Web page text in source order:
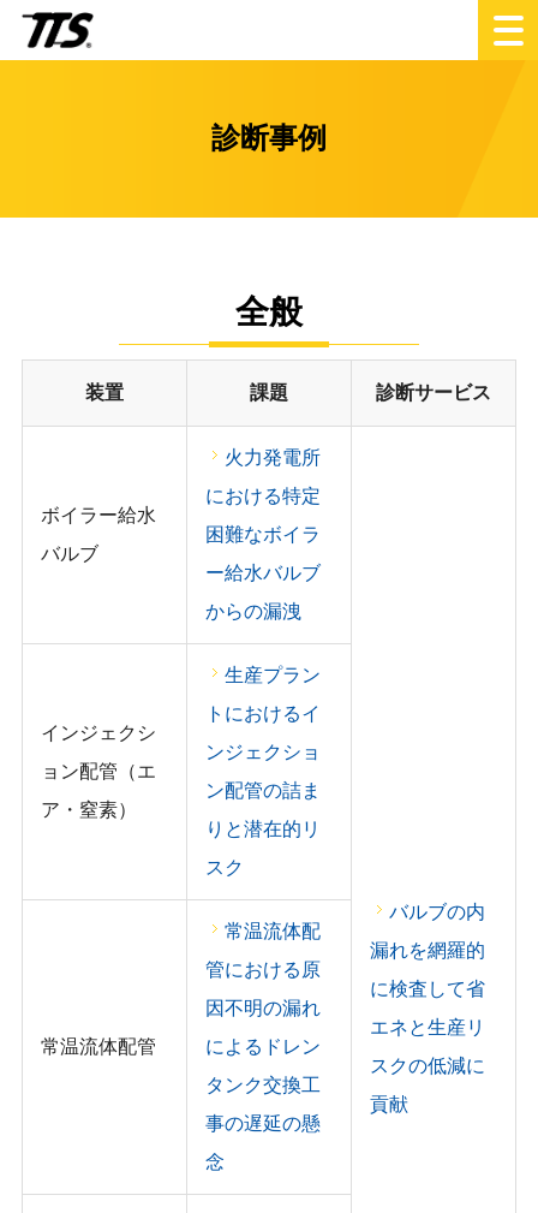
診断事例
全般
装置 課題 診断サービス
ボイラー給水
バルブ
火力発電所
における特定
困難なボイラ
ー給水バルブ
からの漏洩
バルブの内
漏れを網羅的
に検査して省
エネと生産リ
スクの低減に
貢献
インジェクシ
ョン配管（エ
ア・窒素）
生産プラン
トにおけるイ
ンジェクショ
ン配管の詰ま
りと潜在的リ
スク
常温流体配管
常温流体配
管における原
因不明の漏れ
によるドレン
タンク交換工
事の遅延の懸
念